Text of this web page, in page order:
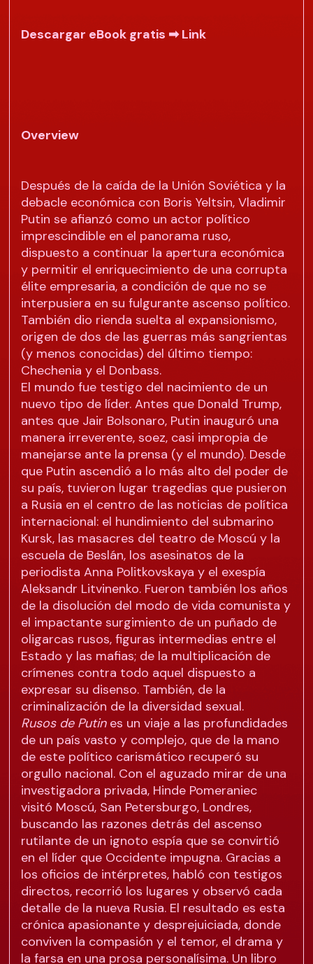
Descargar eBook gratis ➡Link
Overview
Después de la caída de la Unión Soviética y la
debacle económica con Boris Yeltsin, Vladimir
Putin se afianzó como un actor político
imprescindible en el panorama ruso,
dispuesto a continuar la apertura económica
y permitir el enriquecimiento de una corrupta
élite empresaria, a condición de que no se
interpusiera en su fulgurante ascenso político.
También dio rienda suelta al expansionismo,
origen de dos de las guerras más sangrientas
(y menos conocidas) del último tiempo:
Chechenia y el Donbass.
El mundo fue testigo del nacimiento de un
nuevo tipo de líder. Antes que Donald Trump,
antes que Jair Bolsonaro, Putin inauguró una
manera irreverente, soez, casi impropia de
manejarse ante la prensa (y el mundo). Desde
que Putin ascendió a lo más alto del poder de
su país, tuvieron lugar tragedias que pusieron
a Rusia en el centro de las noticias de política
internacional: el hundimiento del submarino
Kursk, las masacres del teatro de Moscú y la
escuela de Beslán, los asesinatos de la
periodista Anna Politkovskaya y el exespía
Aleksandr Litvinenko. Fueron también los años
de la disolución del modo de vida comunista y
el impactante surgimiento de un puñado de
oligarcas rusos, figuras intermedias entre el
Estado y las mafias; de la multiplicación de
crímenes contra todo aquel dispuesto a
expresar su disenso. También, de la
criminalización de la diversidad sexual.
Rusos de Putines un viaje a las profundidades
de un país vasto y complejo, que de la mano
de este político carismático recuperó su
orgullo nacional. Con el aguzado mirar de una
investigadora privada, Hinde Pomeraniec
visitó Moscú, San Petersburgo, Londres,
buscando las razones detrás del ascenso
rutilante de un ignoto espía que se convirtió
en el líder que Occidente impugna. Gracias a
los oficios de intérpretes, habló con testigos
directos, recorrió los lugares y observó cada
detalle de la nueva Rusia. El resultado es esta
crónica apasionante y desprejuiciada, donde
conviven la compasión y el temor, el drama y
la farsa en una prosa personalísima. Un libro